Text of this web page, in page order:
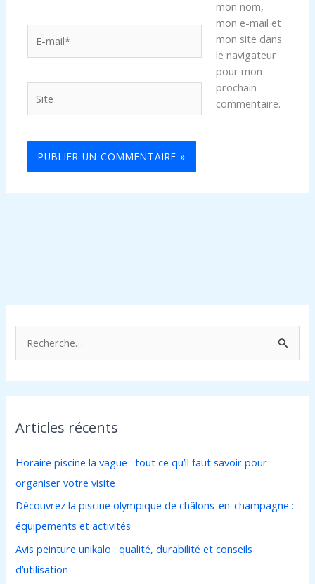
mail*
mon nom,
mon e-mail et
mon site dans
le navigateur
pour mon
prochain
commentaire.
c
e
c
h
e
r
:
Articles récents
Horaire piscine la vague : tout ce qu’il faut savoir pour
organiser votre visite
Découvrez la piscine olympique de châlons-en-champagne :
équipements et activités
Avis peinture unikalo : qualité, durabilité et conseils
d’utilisation